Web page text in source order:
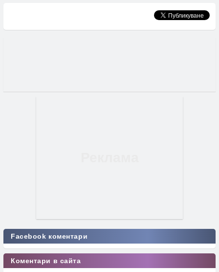
Facebook коментари
Коментари в сайта